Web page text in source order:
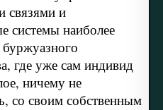
связями и
системы наиболее
где уже сам индивид
ничему не
со своим собственным